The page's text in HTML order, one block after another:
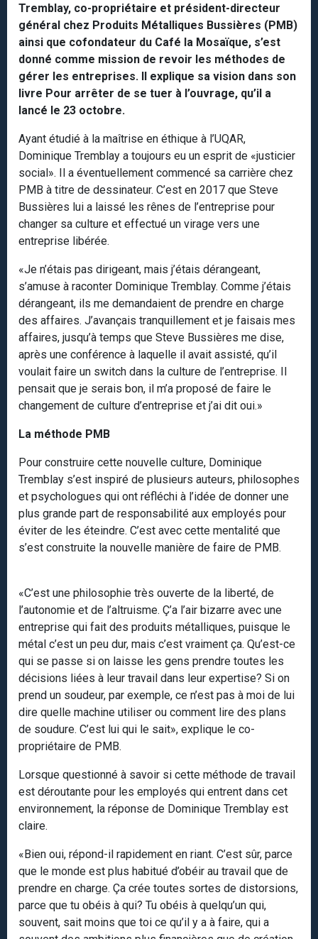
Tremblay, co-propriétaire et président-directeur
général chez Produits Métalliques Bussières (PMB)
ainsi que cofondateur du Café la Mosaïque, s’est
donné comme mission de revoir les méthodes de
gérer les entreprises. Il explique sa vision dans son
livre Pour arrêter de se tuer à l’ouvrage, qu’il a
lancé le 23 octobre.
Ayant étudié à la maîtrise en éthique à l’UQAR,
Dominique Tremblay a toujours eu un esprit de «justicier
social». Il a éventuellement commencé sa carrière chez
PMB à titre de dessinateur. C’est en 2017 que Steve
Bussières lui a laissé les rênes de l’entreprise pour
changer sa culture et effectué un virage vers une
entreprise libérée.
«Je n’étais pas dirigeant, mais j’étais dérangeant,
s’amuse à raconter Dominique Tremblay. Comme j’étais
dérangeant, ils me demandaient de prendre en charge
des affaires. J’avançais tranquillement et je faisais mes
affaires, jusqu’à temps que Steve Bussières me dise,
après une conférence à laquelle il avait assisté, qu’il
voulait faire un switch dans la culture de l’entreprise. Il
pensait que je serais bon, il m’a proposé de faire le
changement de culture d’entreprise et j’ai dit oui.»
La méthode PMB
Pour construire cette nouvelle culture, Dominique
Tremblay s’est inspiré de plusieurs auteurs, philosophes
et psychologues qui ont réfléchi à l’idée de donner une
plus grande part de responsabilité aux employés pour
éviter de les éteindre. C’est avec cette mentalité que
s’est construite la nouvelle manière de faire de PMB.
«C’est une philosophie très ouverte de la liberté, de
l’autonomie et de l’altruisme. Ç’a l’air bizarre avec une
entreprise qui fait des produits métalliques, puisque le
métal c’est un peu dur, mais c’est vraiment ça. Qu’est-ce
qui se passe si on laisse les gens prendre toutes les
décisions liées à leur travail dans leur expertise? Si on
prend un soudeur, par exemple, ce n’est pas à moi de lui
dire quelle machine utiliser ou comment lire des plans
de soudure. C’est lui qui le sait», explique le co-
propriétaire de PMB.
Lorsque questionné à savoir si cette méthode de travail
est déroutante pour les employés qui entrent dans cet
environnement, la réponse de Dominique Tremblay est
claire.
«Bien oui, répond-il rapidement en riant. C’est sûr, parce
que le monde est plus habitué d’obéir au travail que de
prendre en charge. Ça crée toutes sortes de distorsions,
parce que tu obéis à qui? Tu obéis à quelqu’un qui,
souvent, sait moins que toi ce qu’il y a à faire, qui a